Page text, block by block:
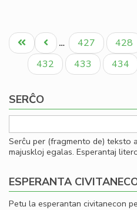
Pagination
Unua
paĝo
Antaŭa
paĝo
… Paĝo
427 Paĝo
428
Paĝo
432 Paĝo
433 Paĝo
434
SERĈO
Serĉu per (fragmento de) teksto
majuskloj egalas. Esperantaj
ESPERANTA
Petu la esperantan civitanecon